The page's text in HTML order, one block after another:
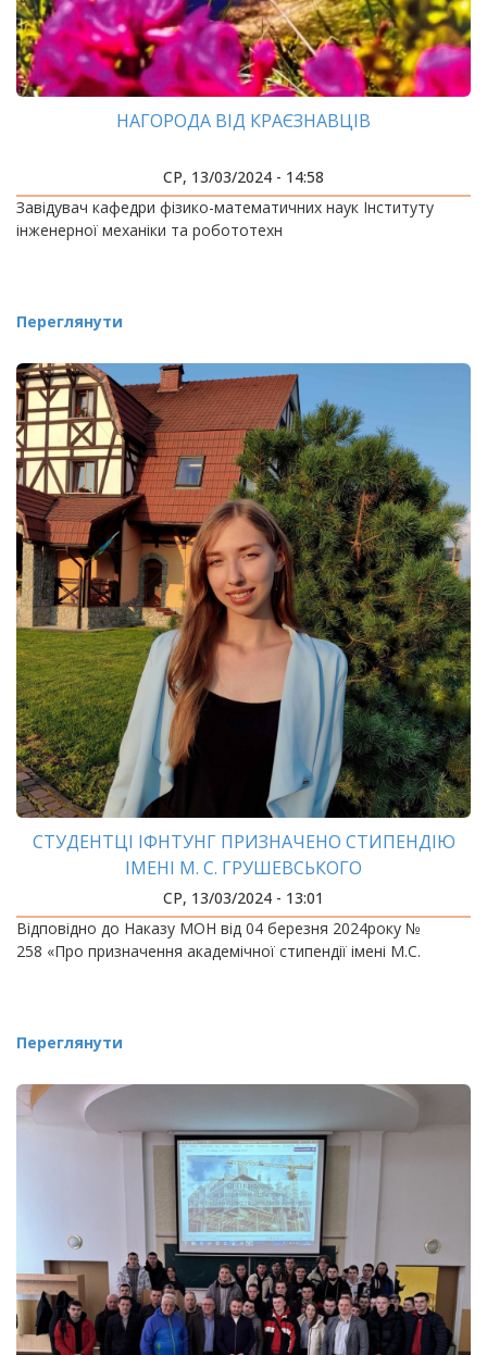
НАГОРОДА ВІД КРАЄЗНАВЦІВ
СР, 13/03/2024 - 14:58
Завідувач кафедри фізико-математичних наук Інституту
інженерної механіки та робототехн
Переглянути
СТУДЕНТЦІ ІФНТУНГ ПРИЗНАЧЕНО СТИПЕНДІЮ
ІМЕНІ М. С. ГРУШЕВСЬКОГО
СР, 13/03/2024 - 13:01
Відповідно до Наказу МОН від 04 березня 2024року №
258 «Про призначення академічної стипендії імені М.С.
Переглянути